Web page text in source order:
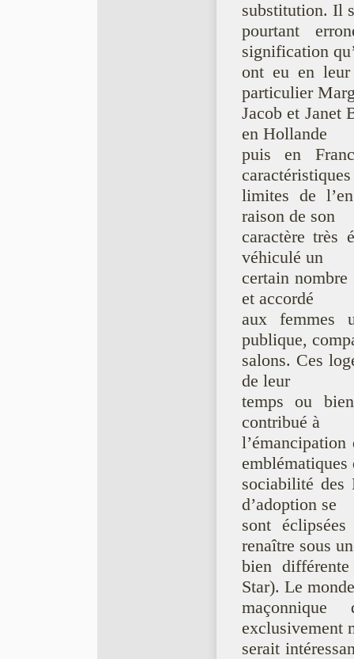
substitution. Il
pourtant
signification
ont eu en leur
particulier
Jacob et Janet
en Hollande
puis en
caractéristiques
limites de
raison de son
caractère très
véhiculé un
certain
et accordé
aux femmes
publique,
salons. Ces
de leur
temps ou
contribué à
emblématiques
sociabilité des
d’adoption se
sont
renaître sous
bien
Star). Le monde
exclusivement
serait